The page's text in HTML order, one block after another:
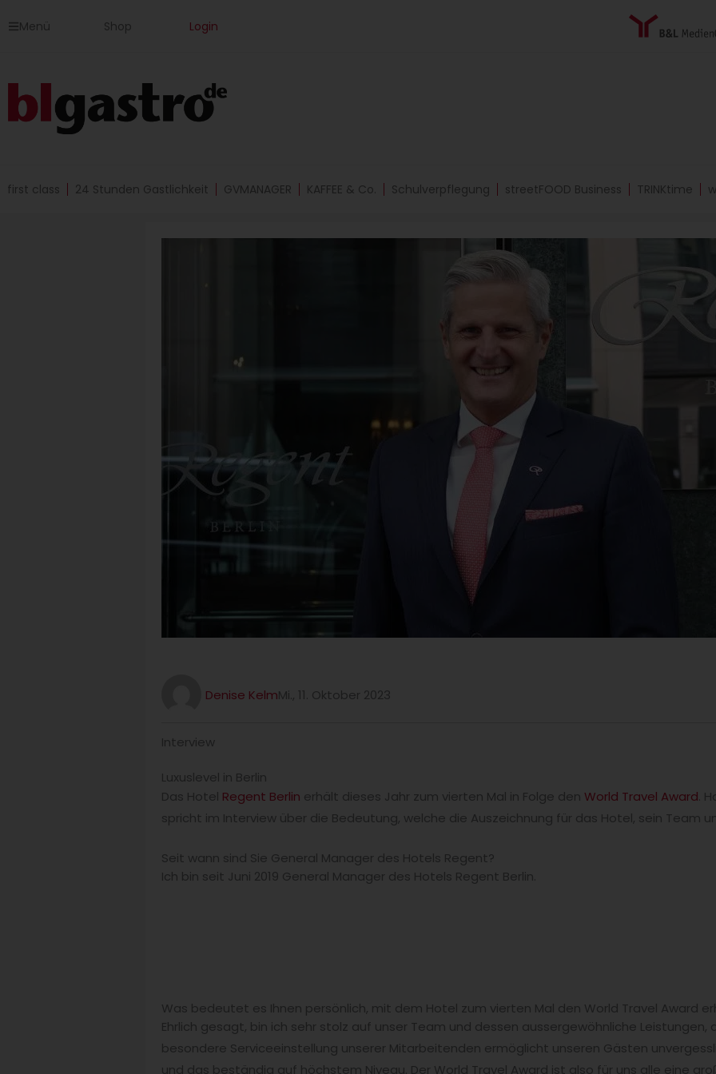
InhaltMenü Shop Login
first class 24 Stunden Gastlichkeit GVMANAGER KAFFEE & Co. Schulverpflegung streetFOOD Business TRINKtime
Denise KelmMi., 11. Oktober 2023
Interview
Luxuslevel in Berlin
Das Hotel Regent Berlin erhält dieses Jahr zum vierten Mal in Folge den World Travel Award .
spricht im Interview über die Bedeutung, welche die Auszeichnung für das Hotel, sein Team
Seit wann sind Sie General Manager des Hotels Regent?
Ich bin seit Juni 2019 General Manager des Hotels Regent Berlin.
Was bedeutet es Ihnen persönlich, mit dem Hotel zum vierten Mal den World Travel Award
Ehrlich gesagt, bin ich sehr stolz auf unser Team und dessen aussergewöhnliche Leistungen,
besondere Serviceeinstellung unserer Mitarbeitenden ermöglicht unseren Gästen
und das beständig auf höchstem Niveau. Der World Travel Award ist also für uns alle eine